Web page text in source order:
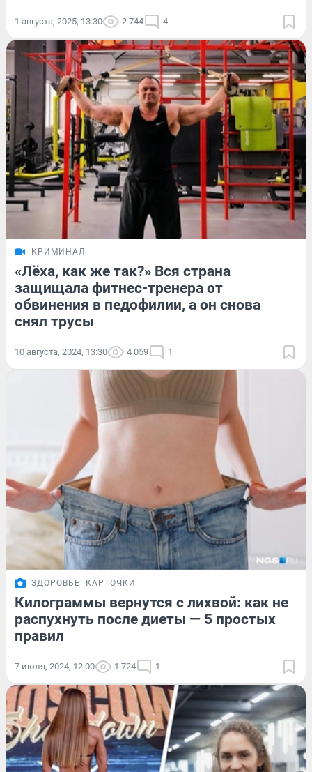
1 августа, 2025, 13:30 2 744 4
КРИМИНАЛ
«Лёха, как же так?» Вся страна
защищала фитнес-тренера от
обвинения в педофилии, а он снова
снял трусы
10 августа, 2024, 13:30 4 059 1
ЗДОРОВЬЕ КАРТОЧКИ
Килограммы вернутся с лихвой: как не
распухнуть после диеты — 5 простых
правил
7 июля, 2024, 12:00 1 724 1